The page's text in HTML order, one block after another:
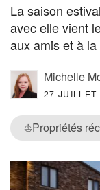
La saison
avec elle vient
aux amis et à
Michelle
27 JUILLET
⛵Propriétés